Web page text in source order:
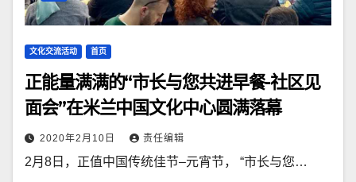
文化交流活动 首页
正能量满满的“市长与您共进早餐-社区见
面会”在米兰中国文化中心圆满落幕
2020年2月10日 责任编辑
2月8日，正值中国传统佳节–元宵节， “市长与您…